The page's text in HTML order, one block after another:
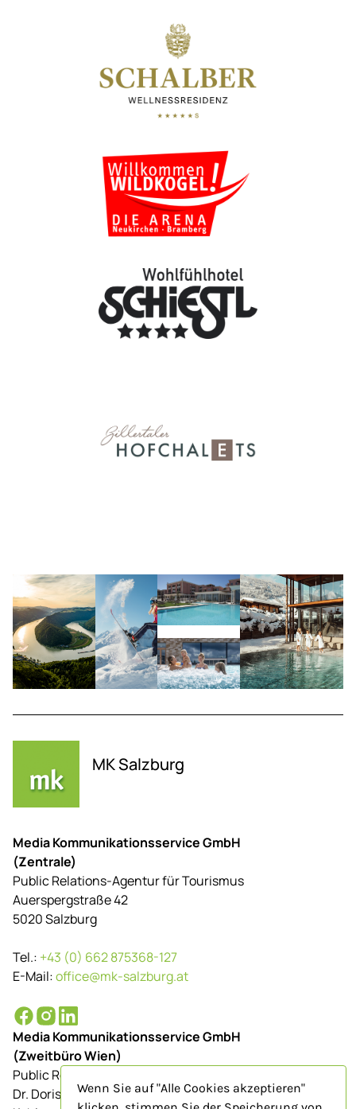
MK Salzburg
Media Kommunikationsservice GmbH
(Zentrale)
Public Relations-Agentur für Tourismus
Auerspergstraße 42
5020 Salzburg
Tel.: +43 (0) 662 875368-127
E-Mail:office@mk-salzburg.at
Media Kommunikationsservice GmbH
(Zweitbüro Wien)
Public Relations-Agentur für Tourismus
Dr. Doris Schenkenfelder
Wenn Sie auf "Alle Cookies akzeptieren"